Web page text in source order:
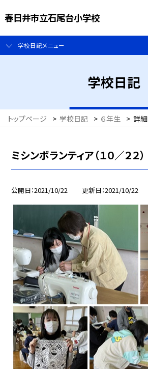
春日井市立石尾台小学校
学校日記メニュー
学校日記
トップページ > 学校日記 > ６年生 > 詳細
ミシンボランティア（１０／２２）
公開日 2021/10/22 更新日 2021/10/22